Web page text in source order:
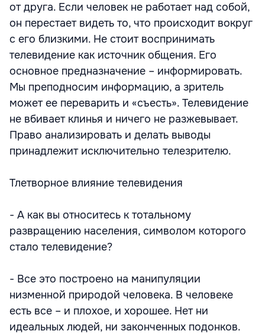
от друга. Если человек не работает над собой,
он перестает видеть то, что происходит вокруг
с его близкими. Не стоит воспринимать
телевидение как источник общения. Его
основное предназначение – информировать.
Мы преподносим информацию, а зритель
может ее переварить и «съесть». Телевидение
не вбивает клинья и ничего не разжевывает.
Право анализировать и делать выводы
принадлежит исключительно телезрителю.
Тлетворное влияние телевидения
- А как вы относитесь к тотальному
развращению населения, символом которого
стало телевидение?
- Все это построено на манипуляции
низменной природой человека. В человеке
есть все – и плохое, и хорошее. Нет ни
идеальных людей, ни законченных подонков.